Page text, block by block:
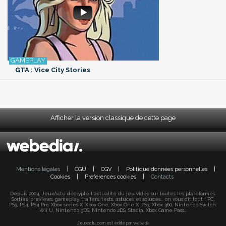
GTA : Vice City Stories
Afficher la version classique de cette page
Mentions légales CGU CGV Politique données personnelles
Cookies
Préférences cookies Contacts
Depuis 2004, JeuxActu décrypte l'actualité du jeu vidéo sur toutes les plateformes.
Sorties, previews, gameplay, trailers, tests, astuces et soluces... on vous dit tout ! PC,
PS5, PS4, PS4 Pro, Xbox series X, Xbox One, Xbox One X, PS3, Xbox 360, Nintendo Switch,
Wii U, Nintendo 3DS, Nintendo 2DS, Stadia, Xbox Game Pass...
Jeuxactu.com est édité par Webedia